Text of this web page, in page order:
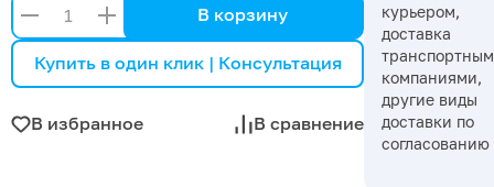
В корзину
Купить в один клик | Консультация
В избранное В сравнение
курьером,
доставка
компаниями,
другие виды
доставки по
согласованию